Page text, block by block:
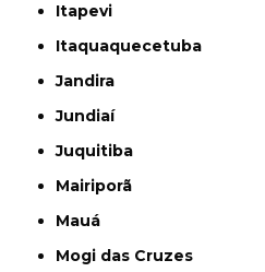
Itapevi
Itaquaquecetuba
Jandira
Jundiaí
Juquitiba
Mairiporã
Mauá
Mogi das Cruzes